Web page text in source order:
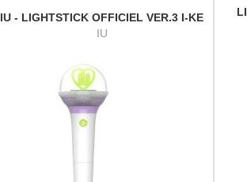
IU - LIGHTSTICK OFFICIEL VER.3 I-KE
IU